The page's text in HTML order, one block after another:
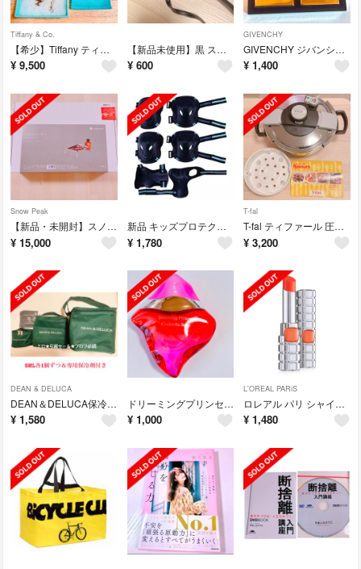
Tiffany & Co.
【希少】Tiffany ティファニー ネックレス 鳩 ダヴ パロマ・ピカソ
¥ 9,500
【新品未使用】黒 スマホショルダーバッグ ショルダーバッグ スマホケース
¥ 600
GIVENCHY
GIVENCHY ジバンシーロゴミラーGIVENCHY鏡★ポーチ付き
¥ 1,400
Snow Peak
【新品・未開封】スノーピーク snow peakフラットバーナーGS-450R
¥ 15,000
新品 キッズプロテクター 保護パッド スポーツプロテクター 子供用
¥ 1,780
T-fal
T-fal ティファール 圧力鍋 クリプソ 4.5L
¥ 3,200
DEAN & DELUCA
DEAN＆DELUCA保冷バッグSML全3サイズ保冷剤付★ディーンアンドデルーカ
¥ 1,580
ドリーミングプリンセスシンデレラストーリー オードパルファムスプレー 45ml
¥ 1,000
L'OREAL PARiS
ロレアル パリ シャインオン 913コライユコンコード
¥ 1,480